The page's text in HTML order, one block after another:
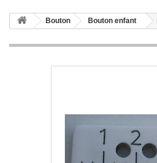
Bouton Bouton enfant